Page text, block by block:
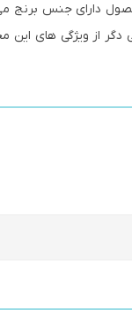
دارای جنس برنج
از ویژگی های این